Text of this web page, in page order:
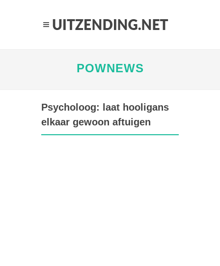
POWNEWS
Psycholoog: laat hooligans
elkaar gewoon aftuigen